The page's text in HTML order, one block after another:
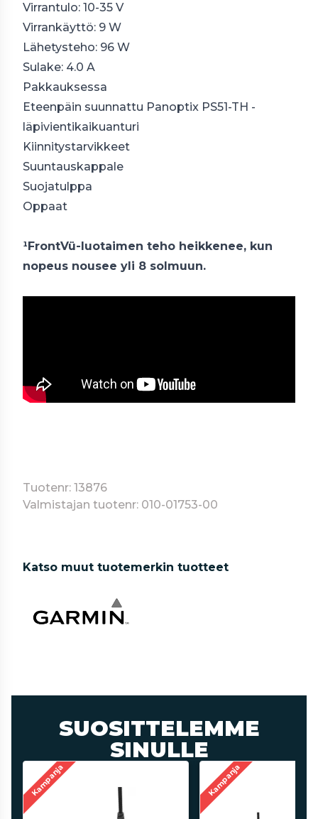
Virrantulo: 10-35 V
Virrankäyttö: 9 W
Lähetysteho: 96 W
Sulake: 4.0 A
Pakkauksessa
Eteenpäin suunnattu Panoptix PS51-TH -
läpivientikaikuanturi
Kiinnitystarvikkeet
Suuntauskappale
Suojatulppa
Oppaat
¹FrontVü-luotaimen teho heikkenee, kun
nopeus nousee yli 8 solmuun.
Tuotenr: 13876
Valmistajan tuotenr: 010-01753-00
Katso muut tuotemerkin tuotteet
SUOSITTELEMME
SINULLE
Kampanja Kampanja